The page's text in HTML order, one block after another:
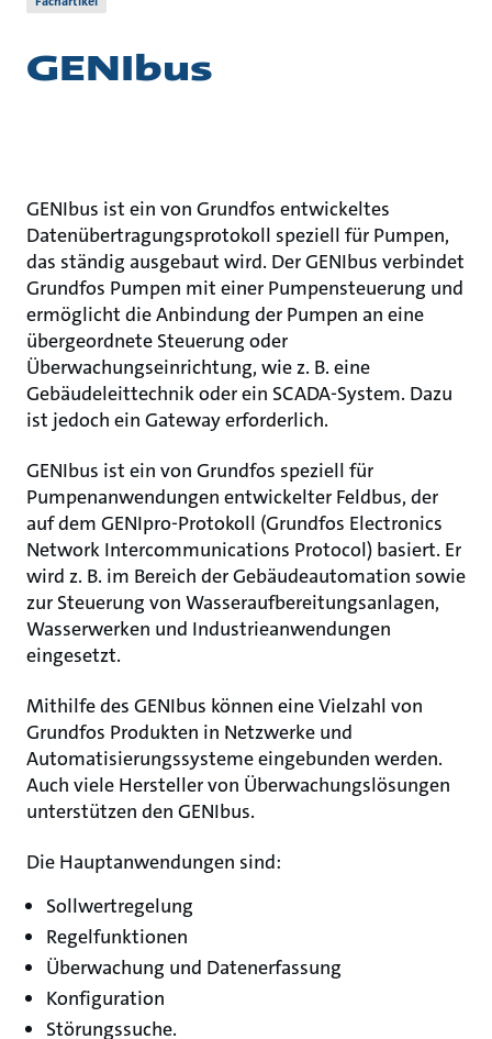
GENIbus
GENIbus ist ein von Grundfos entwickeltes
Datenübertragungsprotokoll speziell für Pumpen,
das ständig ausgebaut wird. Der GENIbus verbindet
Grundfos Pumpen mit einer Pumpensteuerung und
ermöglicht die Anbindung der Pumpen an eine
übergeordnete Steuerung oder
Überwachungseinrichtung, wie z. B. eine
Gebäudeleittechnik oder ein SCADA-System. Dazu
ist jedoch ein Gateway erforderlich.
GENIbus ist ein von Grundfos speziell für
Pumpenanwendungen entwickelter Feldbus, der
auf dem GENIpro-Protokoll (Grundfos Electronics
Network Intercommunications Protocol) basiert. Er
wird z. B. im Bereich der Gebäudeautomation sowie
zur Steuerung von Wasseraufbereitungsanlagen,
Wasserwerken und Industrieanwendungen
eingesetzt.
Mithilfe des GENIbus können eine Vielzahl von
Grundfos Produkten in Netzwerke und
Automatisierungssysteme eingebunden werden.
Auch viele Hersteller von Überwachungslösungen
unterstützen den GENIbus.
Die Hauptanwendungen sind:
Sollwertregelung
Regelfunktionen
Überwachung und Datenerfassung
Konfiguration
Störungssuche.